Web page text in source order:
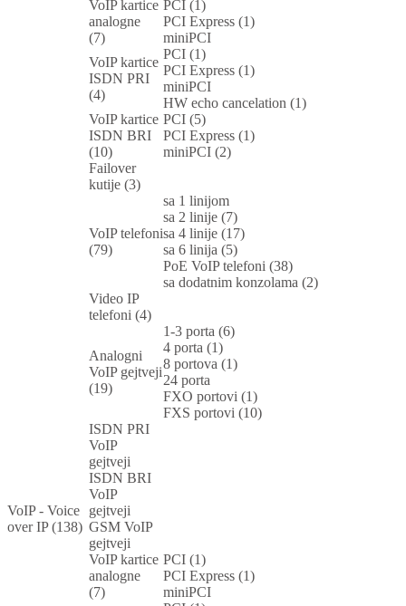
VoIP kartice
analogne
(7)
PCI (1)
PCI Express (1)
miniPCI
VoIP kartice
ISDN PRI
(4)
PCI (1)
PCI Express (1)
miniPCI
HW echo cancelation (1)
VoIP kartice
ISDN BRI
(10)
PCI (5)
PCI Express (1)
miniPCI (2)
Failover
kutije (3)
VoIP - Voice
over IP (138)
VoIP telefoni
(79)
sa 1 linijom
sa 2 linije (7)
sa 4 linije (17)
sa 6 linija (5)
PoE VoIP telefoni (38)
sa dodatnim konzolama (2)
Video IP
telefoni (4)
Analogni
VoIP gejtveji
(19)
1-3 porta (6)
4 porta (1)
8 portova (1)
24 porta
FXO portovi (1)
FXS portovi (10)
ISDN PRI
VoIP
gejtveji
ISDN BRI
VoIP
gejtveji
GSM VoIP
gejtveji
VoIP kartice
analogne
(7)
PCI (1)
PCI Express (1)
miniPCI